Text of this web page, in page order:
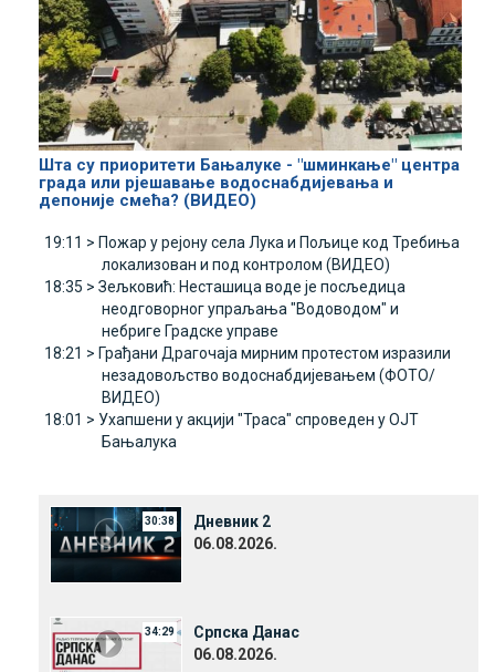
Шта су приоритети Бањалуке - "шминкање" центра
града или рјешавање водоснабдијевања и
депоније смећа? (ВИДЕО)
19:11 > Пожар у рејону села Лука и Пољице код Требиња
локализован и под контролом (ВИДЕО)
18:35 > Зељковић: Несташица воде је посљедица
неодговорног упраљања "Водоводом" и
небриге Градске управе
18:21 > Грађани Драгочаја мирним протестом изразили
незадовољство водоснабдијевањем (ФОТО/
ВИДЕО)
18:01 > Ухапшени у акцији "Траса" спроведен у ОЈТ
Бањалука
30:38
Дневник 2
06.08.2026.
34:29
Српска Данас
06.08.2026.